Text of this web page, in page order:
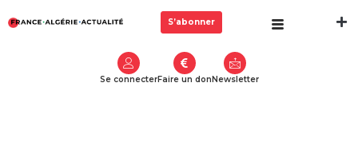
S’abonner
Se connecterFaire un donNewsletter